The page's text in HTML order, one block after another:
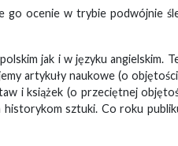
go ocenie w trybie podwójnie
jak i w języku angielskim.
artykuły naukowe (o
i książek (o przeciętnej
historykom sztuki. Co roku